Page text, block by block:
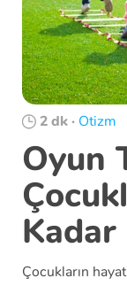
2 dk · Otizm
Oyun
Çocukların